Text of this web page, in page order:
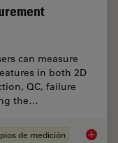
can measure
in both 2D
QC, failure
the…
de medición How to